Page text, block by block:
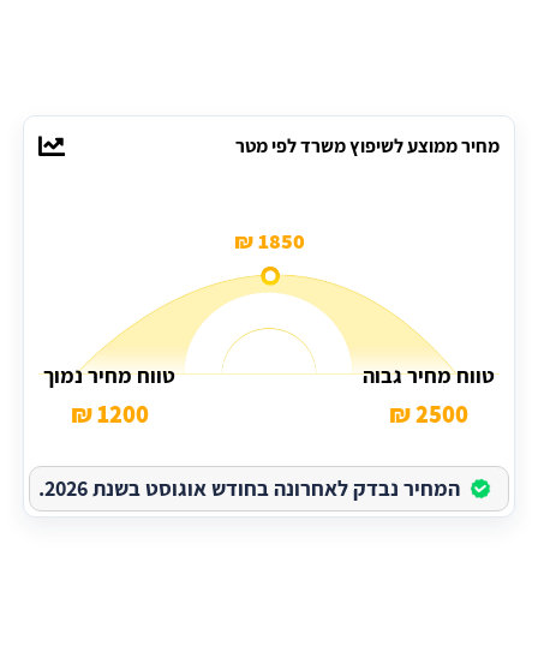
מחיר ממוצע לשיפוץ משרד לפי מטר
1850 ₪
טווח מחיר גבוה
2500 ₪
טווח מחיר נמוך
1200 ₪
המחיר נבדק לאחרונה בחודש אוגוסט בשנת 2026.